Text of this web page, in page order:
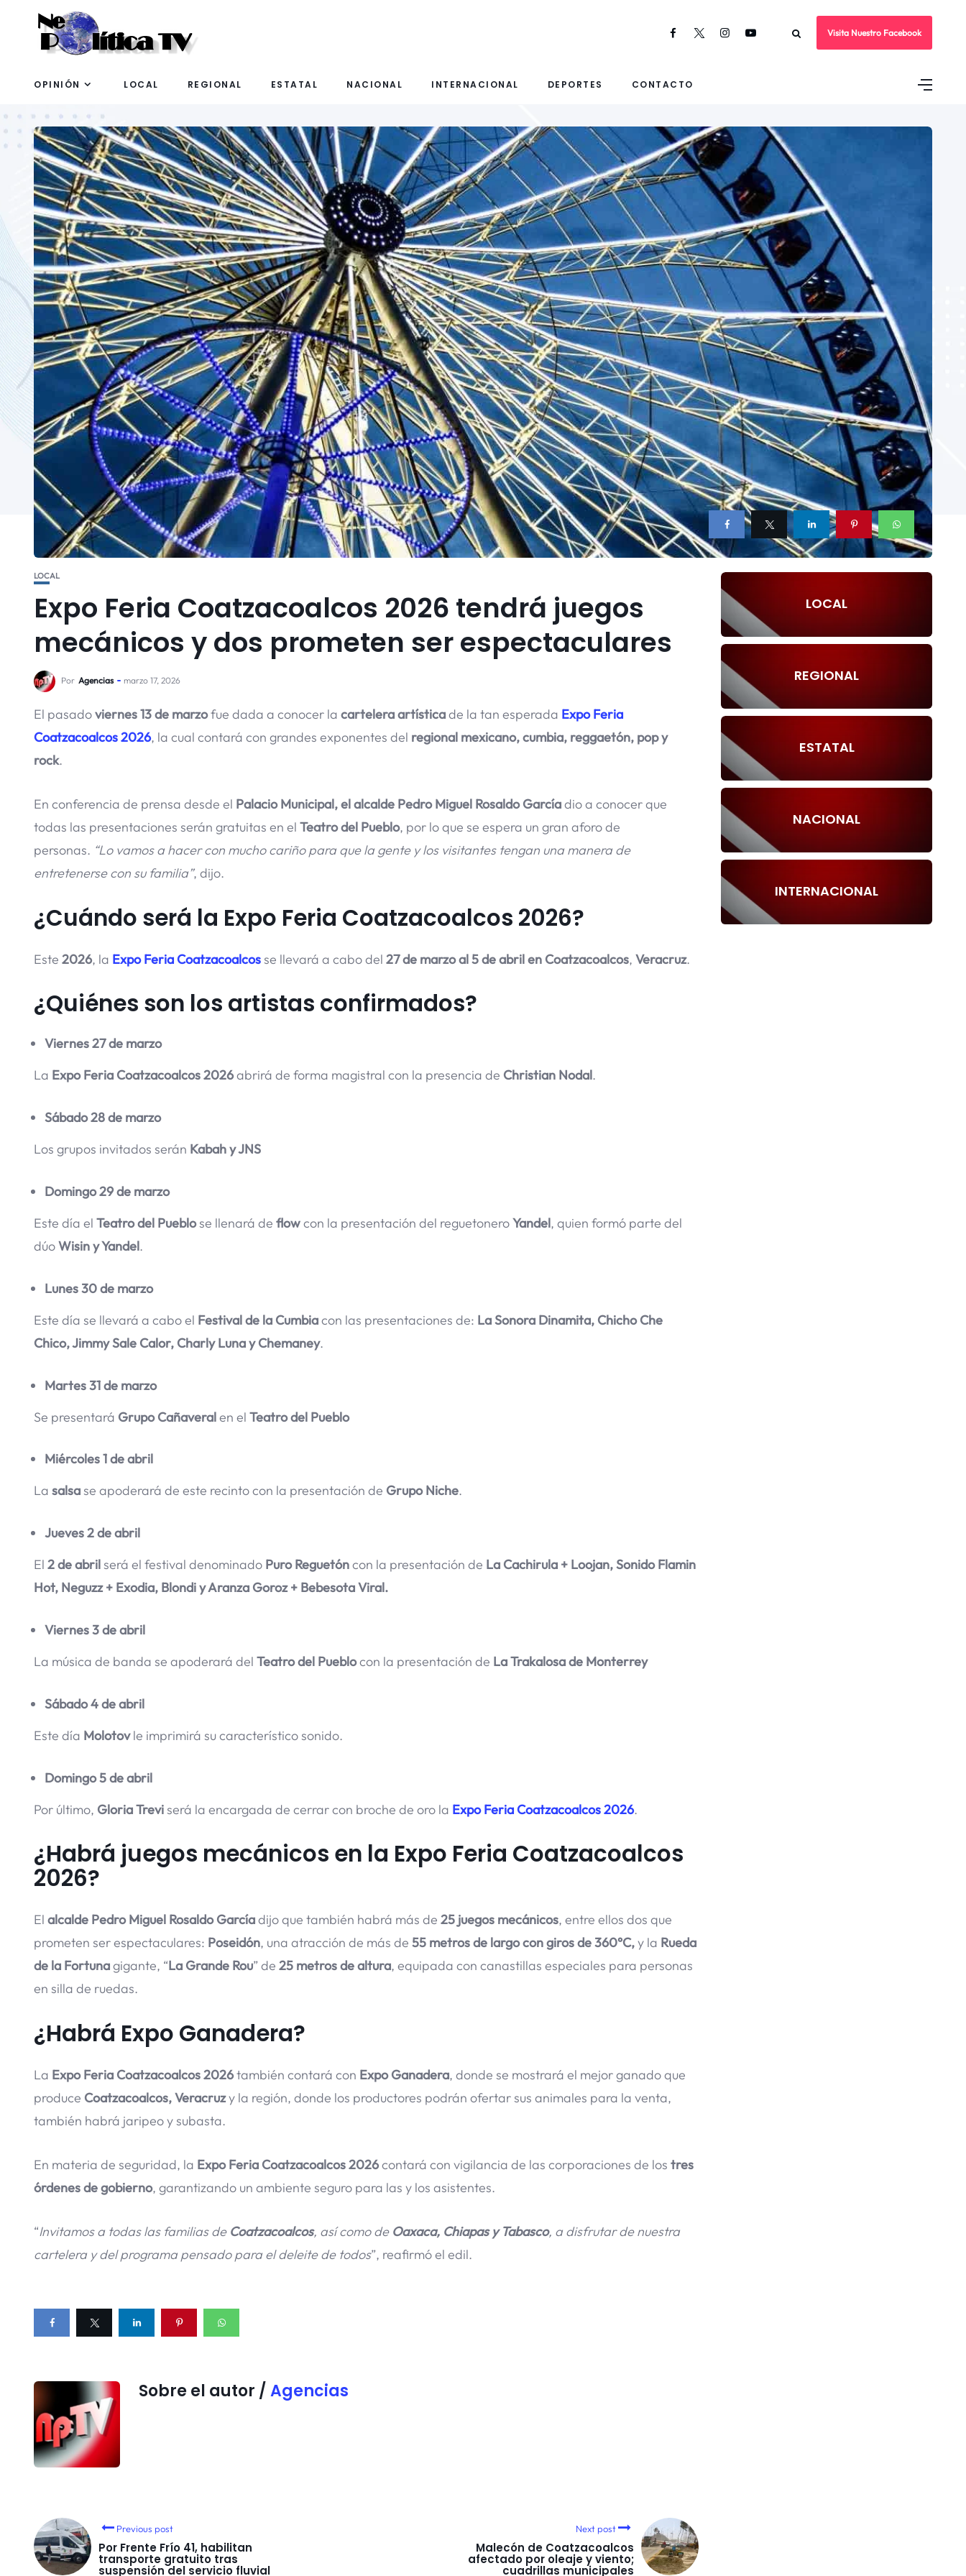
Visita Nuestro Facebook
OPINIÓN LOCAL REGIONAL ESTATAL NACIONAL INTERNACIONAL DEPORTES CONTACTO
LOCAL
Expo Feria Coatzacoalcos 2026 tendrá juegos
mecánicos y dos prometen ser espectaculares
Por Agencias marzo 17, 2026
El pasadoviernes 13 de marzofue dada a conocer la cartelera artísticade la tan esperada Expo Feria
Coatzacoalcos 2026, la cual contará con grandes exponentes del regional mexicano, cumbia, reggaetón, pop y
rock.
En conferencia de prensa desde el Palacio Municipal, el alcalde Pedro Miguel Rosaldo Garcíadio a conocer que
todas las presentaciones serán gratuitas en el Teatro del Pueblo, por lo que se espera un gran aforo de
personas. “Lo vamos a hacer con mucho cariño para que la gente y los visitantes tengan una manera de
entretenerse con su familia”, dijo.
¿Cuándo será la Expo Feria Coatzacoalcos 2026?
Este 2026, la Expo Feria Coatzacoalcosse llevará a cabo del 27 de marzo al 5 de abril en Coatzacoalcos, Veracruz.
¿Quiénes son los artistas confirmados?
Viernes 27 de marzo
La Expo Feria Coatzacoalcos 2026abrirá de forma magistral con la presencia de Christian Nodal.
Sábado 28 de marzo
Los grupos invitados serán Kabah y JNS
Domingo 29 de marzo
Este día el Teatro del Pueblose llenará de flowcon la presentación del reguetoneroYandel, quien formó parte del
dúoWisin y Yandel.
Lunes 30 de marzo
Este día se llevará a cabo el Festival de la Cumbiacon las presentaciones de: La Sonora Dinamita, Chicho Che
Chico, Jimmy Sale Calor, Charly Luna y Chemaney.
Martes 31 de marzo
Se presentará Grupo Cañaveralen el Teatro del Pueblo
Miércoles 1 de abril
La salsase apoderará de este recinto con la presentación de Grupo Niche.
Jueves 2 de abril
El 2 de abrilserá el festival denominado Puro Reguetóncon la presentación de La Cachirula + Loojan, Sonido Flamin
Hot, Neguzz + Exodia, Blondi y Aranza Goroz + Bebesota Viral.
Viernes 3 de abril
La música de banda se apoderará del Teatro del Pueblocon la presentación de La Trakalosa de Monterrey
Sábado 4 de abril
Este día Molotovle imprimirá su característico sonido.
Domingo 5 de abril
Por último, Gloria Treviserá la encargada de cerrar con broche de oro la Expo Feria Coatzacoalcos 2026.
¿Habrá juegos mecánicos en la Expo Feria Coatzacoalcos
2026?
El alcalde Pedro Miguel Rosaldo Garcíadijo que también habrá más de 25 juegos mecánicos, entre ellos dos que
prometen ser espectaculares: Poseidón, una atracción de más de 55 metros de largo con giros de 360°C,y la Rueda
de la Fortunagigante, “La Grande Rou” de 25 metros de altura, equipada con canastillas especiales para personas
en silla de ruedas.
¿Habrá Expo Ganadera?
La Expo Feria Coatzacoalcos 2026también contará con Expo Ganadera, donde se mostrará el mejor ganado que
produce Coatzacoalcos, Veracruzy la región, donde los productores podrán ofertar sus animales para la venta,
también habrá jaripeo y subasta.
En materia de seguridad, la Expo Feria Coatzacoalcos 2026contará con vigilancia de las corporaciones de los tres
órdenes de gobierno, garantizando un ambiente seguro para las y los asistentes.
“Invitamos a todas las familias de Coatzacoalcos, así como de Oaxaca, Chiapas y Tabasco, a disfrutar de nuestra
cartelera y del programa pensado para el deleite de todos”, reafirmó el edil.
Sobre el autor / Agencias
Previous post
Por Frente Frío 41, habilitan
transporte gratuito tras
suspensión del servicio fluvial
Next post
Malecón de Coatzacoalcos
afectado por oleaje y viento;
cuadrillas municipales
LOCAL
REGIONAL
ESTATAL
NACIONAL
INTERNACIONAL